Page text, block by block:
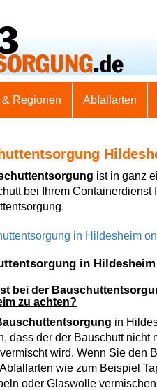
& Regionen Abfallarten
ist in ganz
bei Ihrem
in Hildesheim
in Hildesheim
bei der
zu achten?
in
dass der der Bauschutt nicht
wird. Wenn Sie den
wie zum Beispiel
oder Glaswolle